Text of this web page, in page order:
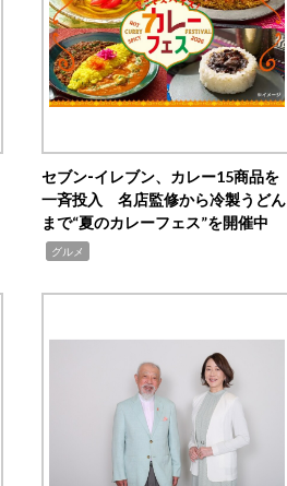
セブン‐イレブン、カレー15商品を
一斉投入 名店監修から冷製うどん
まで“夏のカレーフェス”を開催中
グルメ